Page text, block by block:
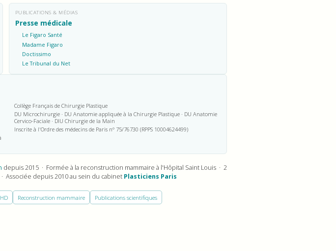
PUBLICATIONS & MÉDIAS
Presse médicale
Le Figaro Santé
Madame Figaro
Doctissimo
Le Tribunal du Net
Collège Français de Chirurgie Plastique
DU Microchirurgie · DU Anatomie appliquée à la Chirurgie Plastique · DU Anatomie
Cervico-Faciale · DIU Chirurgie de la Main
Inscrite à l'Ordre des médecins de Paris n° 75/76730 (RPPS 10004624499)
depuis 2015 · Formée à la reconstruction mammaire à l'Hôpital Saint Louis · 2
Associée depuis 2010 au sein du cabinet Plasticiens Paris
Reconstruction mammaire
Publications scientifiques